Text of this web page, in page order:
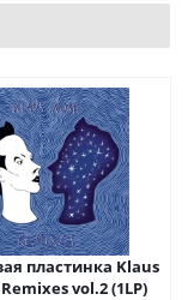
пластинка Klaus
vol.2 (1LP)